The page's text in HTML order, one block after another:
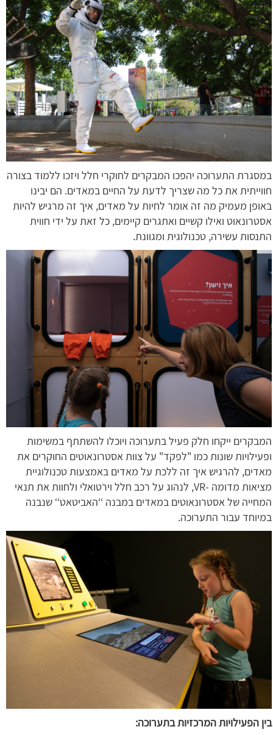
במסגרת התערוכה יהפכו המבקרים לחוקרי חלל ויזכו ללמוד בצורה
חווייתית את כל מה שצריך לדעת על החיים במאדים. הם יבינו
באופן מעמיק מה זה אומר לחיות על מאדים, איך זה מרגיש להיות
אסטרונאוט ואילו קשיים ואתגרים קיימים, כל זאת על ידי חווית
התנסות עשירה, טכנולוגית ומגוונת.
המבקרים ייקחו חלק פעיל בתערוכה ויוכלו להשתתף במשימות
ופעילויות שונות כמו "לפקד" על צוות אסטרונאוטים החוקרים את
מאדים, להרגיש איך זה ללכת על מאדים באמצעות טכנולוגיית
מציאות מדומה -VR, לנהוג על רכב חלל וירטואלי ולחוות את תנאי
המחייה של אסטרונאוטים במאדים במבנה ‘‘האביטאט‘‘ שנבנה
במיוחד עבור התערוכה.
בין הפעילויות המרכזיות בתערוכה: